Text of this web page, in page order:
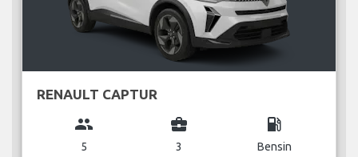
RENAULT CAPTUR
group
5
business_center
3
local_gas_station
Bensin